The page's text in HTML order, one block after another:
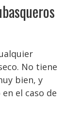
No tiene
bien, y
el caso de